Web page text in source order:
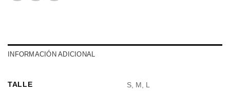
INFORMACIÓN ADICIONAL
TALLE S, M, L